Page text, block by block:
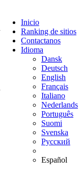
Inicio
Ranking de sitios
Contactanos
Idioma
Dansk
Deutsch
English
Français
Italiano
Nederlands
Português
Suomi
Svenska
Русский
Español